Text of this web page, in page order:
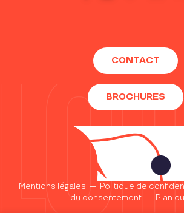
CONTACT
BROCHURES
Mentions légales — Politique de
du consentement— Plan